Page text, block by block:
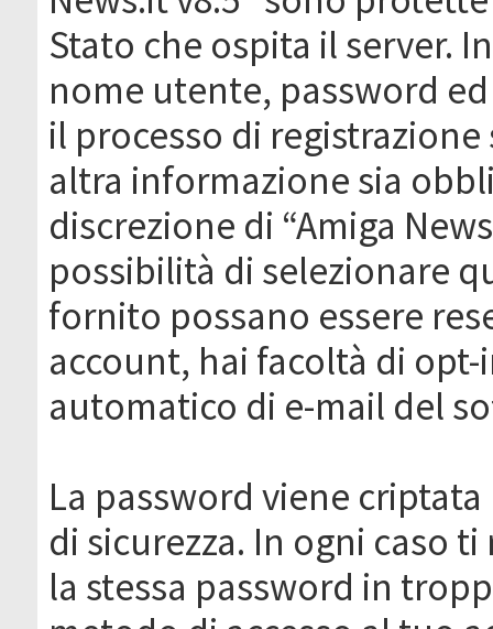
Stato che ospita il server.
nome utente, password
il processo di registrazione
altra informazione sia
discrezione di “Amiga
possibilità di selezionare
fornito possano essere
account, hai facoltà di
automatico di e-mail del
La password viene
di sicurezza. In ogni caso
la stessa password in